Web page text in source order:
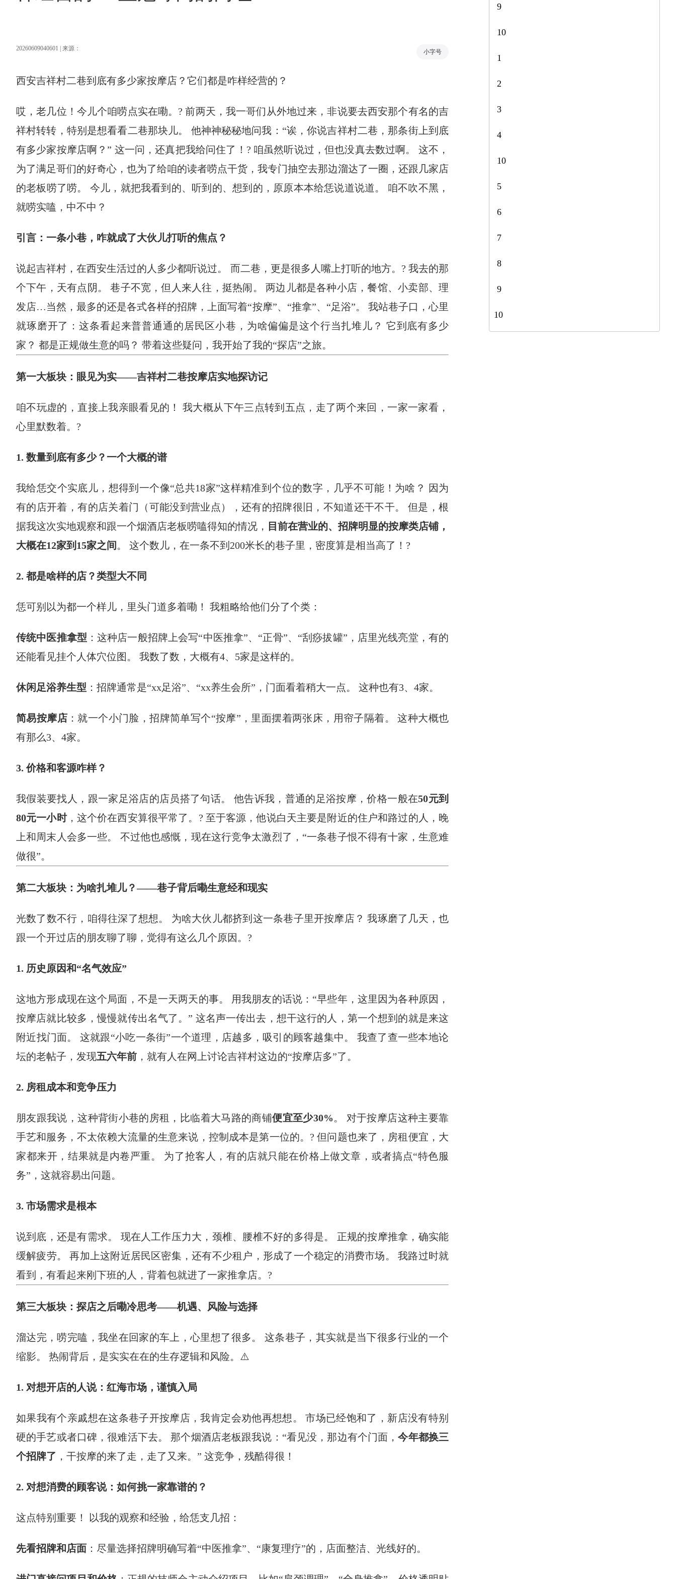
20260609040601 | 来源： 小字号
西安吉祥村二巷到底有多少家按摩店？它们都是咋样经营的？
哎，老几位！今儿个咱唠点实在嘞。? 前两天，我一哥们从外地过来，非说要去西安那个有名的吉
祥村转转，特别是想看看二巷那块儿。 他神神秘秘地问我：“诶，你说吉祥村二巷，那条街上到底
有多少家按摩店啊？” 这一问，还真把我给问住了！? 咱虽然听说过，但也没真去数过啊。 这不，
为了满足哥们的好奇心，也为了给咱的读者唠点干货，我专门抽空去那边溜达了一圈，还跟几家店
的老板唠了唠。 今儿，就把我看到的、听到的、想到的，原原本本给恁说道说道。 咱不吹不黑，
就唠实嗑，中不中？
引言：一条小巷，咋就成了大伙儿打听的焦点？
说起吉祥村，在西安生活过的人多少都听说过。 而二巷，更是很多人嘴上打听的地方。? 我去的那
个下午，天有点阴。 巷子不宽，但人来人往，挺热闹。 两边儿都是各种小店，餐馆、小卖部、理
发店…当然，最多的还是各式各样的招牌，上面写着“按摩”、“推拿”、“足浴”。 我站巷子口，心里
就琢磨开了：这条看起来普普通通的居民区小巷，为啥偏偏是这个行当扎堆儿？ 它到底有多少
家？ 都是正规做生意的吗？ 带着这些疑问，我开始了我的“探店”之旅。
第一大板块：眼见为实——吉祥村二巷按摩店实地探访记
咱不玩虚的，直接上我亲眼看见的！ 我大概从下午三点转到五点，走了两个来回，一家一家看，
心里默数着。?
1. 数量到底有多少？一个大概的谱
我给恁交个实底儿，想得到一个像“总共18家”这样精准到个位的数字，几乎不可能！为啥？ 因为
有的店开着，有的店关着门（可能没到营业点），还有的招牌很旧，不知道还干不干。 但是，根
据我这次实地观察和跟一个烟酒店老板唠嗑得知的情况， 目前在营业的、招牌明显的按摩类店铺，
大概在12家到15家之间 。 这个数儿，在一条不到200米长的巷子里，密度算是相当高了！?
2. 都是啥样的店？类型大不同
恁可别以为都一个样儿，里头门道多着嘞！ 我粗略给他们分了个类：
传统中医推拿型 ：这种店一般招牌上会写“中医推拿”、“正骨”、“刮痧拔罐”，店里光线亮堂，有的
还能看见挂个人体穴位图。 我数了数，大概有4、5家是这样的。
休闲足浴养生型 ：招牌通常是“xx足浴”、“xx养生会所”，门面看着稍大一点。 这种也有3、4家。
简易按摩店：就一个小门脸，招牌简单写个“按摩”，里面摆着两张床，用帘子隔着。 这种大概也
有那么3、4家。
3. 价格和客源咋样？
我假装要找人，跟一家足浴店的店员搭了句话。 他告诉我，普通的足浴按摩，价格一般在50元到
80元一小时，这个价在西安算很平常了。? 至于客源，他说白天主要是附近的住户和路过的人，晚
上和周末人会多一些。 不过他也感慨，现在这行竞争太激烈了，“一条巷子恨不得有十家，生意难
做很”。
第二大板块：为啥扎堆儿？——巷子背后嘞生意经和现实
光数了数不行，咱得往深了想想。 为啥大伙儿都挤到这一条巷子里开按摩店？ 我琢磨了几天，也
跟一个开过店的朋友聊了聊，觉得有这么几个原因。?
1. 历史原因和“名气效应”
这地方形成现在这个局面，不是一天两天的事。 用我朋友的话说：“早些年，这里因为各种原因，
按摩店就比较多，慢慢就传出名气了。” 这名声一传出去，想干这行的人，第一个想到的就是来这
附近找门面。 这就跟“小吃一条街”一个道理，店越多，吸引的顾客越集中。 我查了查一些本地论
坛的老帖子，发现五六年前 ，就有人在网上讨论吉祥村这边的“按摩店多”了。
2. 房租成本和竞争压力
朋友跟我说，这种背街小巷的房租，比临着大马路的商铺便宜至少30%。 对于按摩店这种主要靠
手艺和服务，不太依赖大流量的生意来说，控制成本是第一位的。? 但问题也来了，房租便宜，大
家都来开，结果就是内卷严重。 为了抢客人，有的店就只能在价格上做文章，或者搞点“特色服
务”，这就容易出问题。
3. 市场需求是根本
说到底，还是有需求。 现在人工作压力大，颈椎、腰椎不好的多得是。 正规的按摩推拿，确实能
缓解疲劳。 再加上这附近居民区密集，还有不少租户，形成了一个稳定的消费市场。 我路过时就
看到，有看起来刚下班的人，背着包就进了一家推拿店。?
第三大板块：探店之后嘞冷思考——机遇、风险与选择
溜达完，唠完嗑，我坐在回家的车上，心里想了很多。 这条巷子，其实就是当下很多行业的一个
缩影。 热闹背后，是实实在在的生存逻辑和风险。⚠️
1. 对想开店的人说：红海市场，谨慎入局
如果我有个亲戚想在这条巷子开按摩店，我肯定会劝他再想想。 市场已经饱和了，新店没有特别
硬的手艺或者口碑，很难活下去。 那个烟酒店老板跟我说：“看见没，那边有个门面，今年都换三
个招牌了 ，干按摩的来了走，走了又来。” 这竞争，残酷得很！
2. 对想消费的顾客说：如何挑一家靠谱的？
这点特别重要！ 以我的观察和经验，给恁支几招：
先看招牌和店面 ：尽量选择招牌明确写着“中医推拿”、“康复理疗”的，店面整洁、光线好的。
9
10
1
2
3
4
10
5
6
7
8
9
10